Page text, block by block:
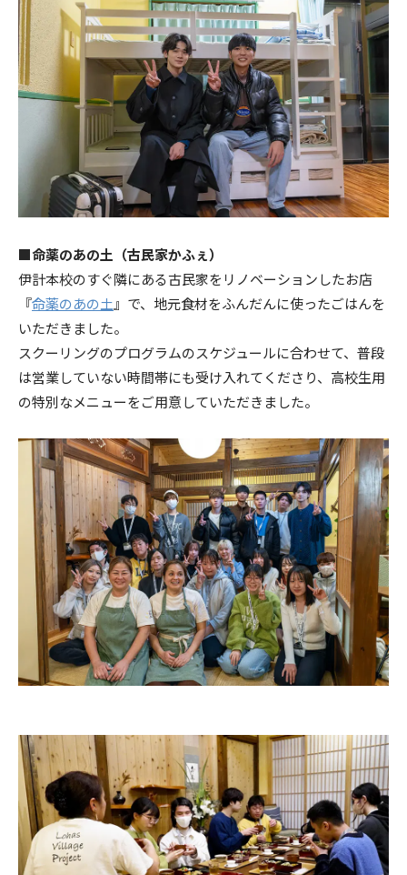
■命薬のあの土（古民家かふぇ）
伊計本校のすぐ隣にある古民家をリノベーションしたお店
『命薬のあの土』で、地元食材をふんだんに使ったごはんを
いただきました。
スクーリングのプログラムのスケジュールに合わせて、普段
は営業していない時間帯にも受け入れてくださり、高校生用
の特別なメニューをご用意していただきました。